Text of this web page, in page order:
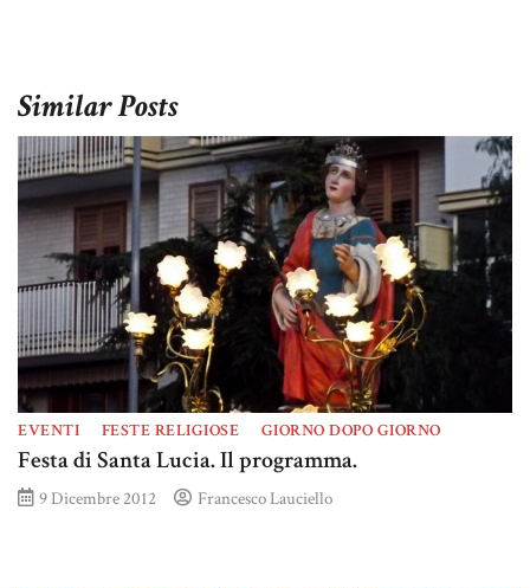
Similar Posts
EVENTI FESTE RELIGIOSE GIORNO DOPO GIORNO
Festa di Santa Lucia. Il programma.
9 Dicembre 2012 Francesco Lauciello